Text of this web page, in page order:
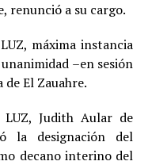
renunció a su cargo.
máxima instancia
–en sesión
El Zauahre.
Judith Aular de
la designación del
decano interino del